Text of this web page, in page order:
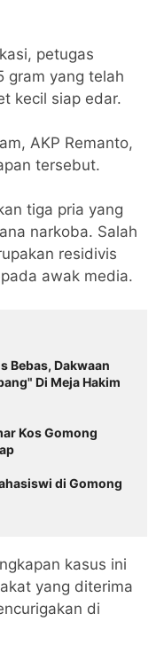
petugas
gram yang telah
kecil siap edar.
AKP Remanto,
tersebut.
tiga pria yang
narkoba. Salah
residivis
awak media.
Bebas, Dakwaan
Di Meja Hakim
Kos Gomong
di Gomong
kasus ini
yang diterima
di